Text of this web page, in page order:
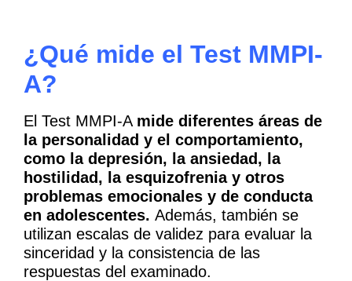
¿Qué mide el Test MMPI-
A?
El Test MMPI-A mide diferentes áreas de
la personalidad y el comportamiento,
como la depresión, la ansiedad, la
hostilidad, la esquizofrenia y otros
problemas emocionales y de conducta
en adolescentes. Además, también se
utilizan escalas de validez para evaluar la
sinceridad y la consistencia de las
respuestas del examinado.